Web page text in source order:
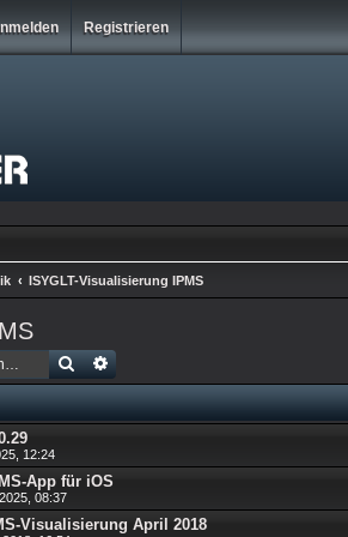
Registrieren
ISYGLT-Visualisierung IPMS
Suche
12:24
App für iOS
08:37
Visualisierung April 2018